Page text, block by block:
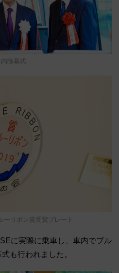
内除幕式
ーリボン賞受賞プレート
に実際に乗車し、車内でブル
も行われました。